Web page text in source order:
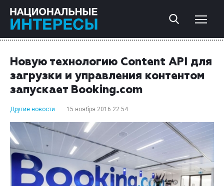
Новую технологию Content API для
загрузки и управления контентом
запускает Booking.com
Другие новости 15 ноября 2016 22:54